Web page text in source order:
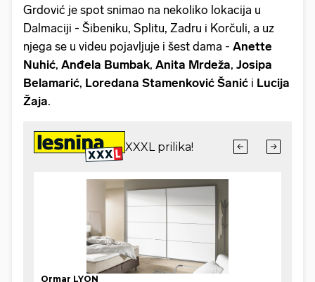
Grdović je spot snimao na nekoliko lokacija u
Dalmaciji - Šibeniku, Splitu, Zadru i Korčuli, a uz
njega se u videu pojavljuje i šest dama - Anette
Nuhić, Anđela Bumbak, Anita Mrdeža, Josipa
Belamarić, Loredana Stamenković Šanić i Lucija
Žaja.